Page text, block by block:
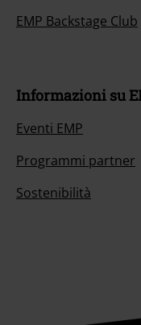
EMP Backstage Club
Informazioni su
Eventi EMP
Programmi partner
Sostenibilità